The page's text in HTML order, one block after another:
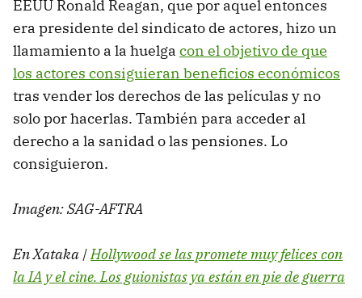
EEUU Ronald Reagan, que por aquel entonces
era presidente del sindicato de actores, hizo un
llamamiento a la huelga con el objetivo de que
los actores consiguieran beneficios económicos
tras vender los derechos de las películas y no
solo por hacerlas. También para acceder al
derecho a la sanidad o las pensiones. Lo
consiguieron.
Imagen: SAG-AFTRA
En Xataka |Hollywood se las promete muy felices con
la IA y el cine. Los guionistas ya están en pie de guerra